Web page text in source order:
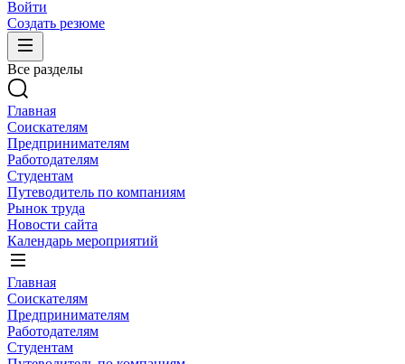
Войти
Создать резюме
Все разделы
Главная
Соискателям
Предпринимателям
Работодателям
Студентам
Путеводитель по компаниям
Рынок труда
Новости сайта
Календарь мероприятий
Главная
Соискателям
Предпринимателям
Работодателям
Студентам